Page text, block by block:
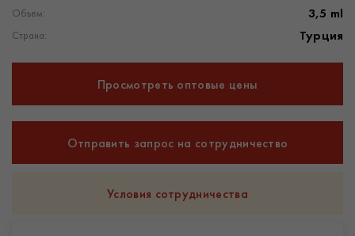
Объем: 3,5 ml
Страна: Турция
Просмотреть оптовые цены
Отправить запрос на сотрудничество
Условия сотрудничества